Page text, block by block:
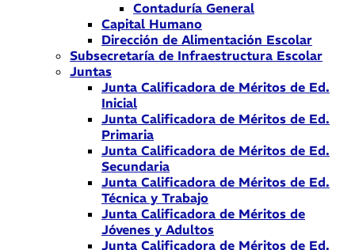
Contaduría General
Capital Humano
Dirección de Alimentación Escolar
Subsecretaría de Infraestructura Escolar
Juntas
Junta Calificadora de Méritos de Ed.
Inicial
Junta Calificadora de Méritos de Ed.
Primaria
Junta Calificadora de Méritos de Ed.
Secundaria
Junta Calificadora de Méritos de Ed.
Técnica y Trabajo
Junta Calificadora de Méritos de
Jóvenes y Adultos
Junta Calificadora de Méritos de Ed.